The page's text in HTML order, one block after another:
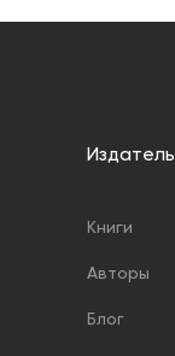
Книги
Авторы
Блог